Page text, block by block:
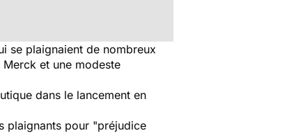
se plaignaient de nombreux
et une modeste
dans le lancement en
plaignants pour "préjudice